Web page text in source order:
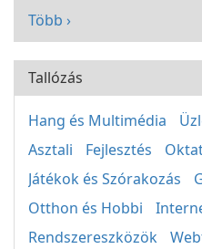
Több ›
Tallózás
Hang és Multimédia
Asztali
Fejlesztés
Játékok és Szórakozás
Otthon és Hobbi
Rendszereszközök